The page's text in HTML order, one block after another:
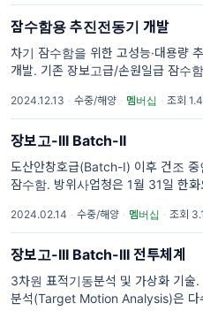
2007년 5월 사업추진기본전략이 확
잠수함용 추진전동기 개발
차기 잠수함을 위한 고성능·대용량
개발. 기존 장보고급/손원일급 잠수
3.9MW 추진전동기를 탑재했지만,
장시간·고비용이 소요되면서도 그
2024.12.13 · 수중/해양 · 멤버십 · 조회
장보고-III Batch-II
도산안창호급(Batch-I) 이후 건조 중
잠수함. 방위사업청은 1월 31일 한화
조 사업의 마지막 잠수함인 3번함 건
적으로 착수했다고 밝혔다. 장보고-
2024.02.14 · 수중/해양 · 멤버십 · 조회
장보고-III Batch-III 전투체계
3차원 표적기동분석 및 가상화 기술.
분석(Target Motion Analysis)은 다